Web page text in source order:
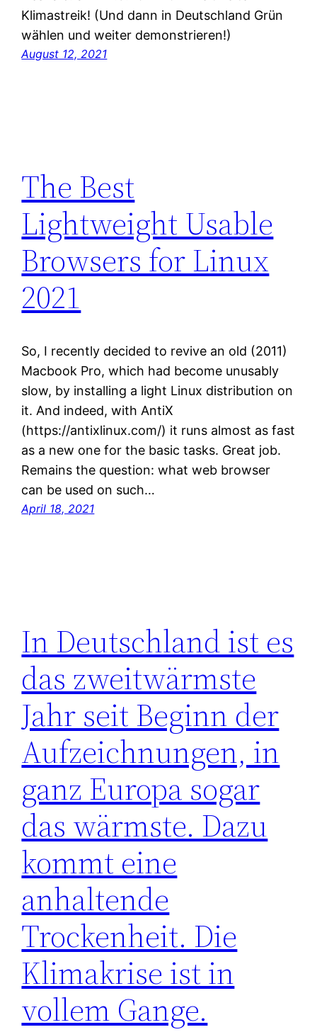
Klimastreik! (Und dann in Deutschland Grün
wählen und weiter demonstrieren!)
August 12, 2021
The Best
Lightweight Usable
Browsers for Linux
2021
So, I recently decided to revive an old (2011)
Macbook Pro, which had become unusably
slow, by installing a light Linux distribution on
it. And indeed, with AntiX
(https://antixlinux.com/) it runs almost as fast
as a new one for the basic tasks. Great job.
Remains the question: what web browser
can be used on such…
April 18, 2021
In Deutschland ist es
das zweitwärmste
Jahr seit Beginn der
Aufzeichnungen, in
ganz Europa sogar
das wärmste. Dazu
kommt eine
anhaltende
Trockenheit. Die
Klimakrise ist in
vollem Gange.